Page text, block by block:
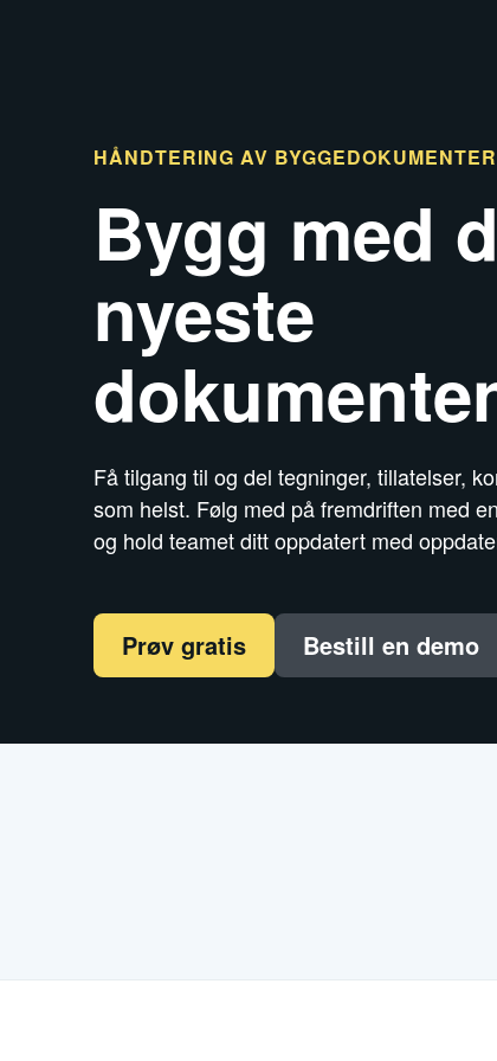
HÅNDTERING AV BYGGEDOKUMENTER
Bygg med
nyeste
Få tilgang til og del tegninger, tillatelser,
som helst. Følg med på fremdriften med
og hold teamet ditt oppdatert med
Prøv gratis Bestill en demo